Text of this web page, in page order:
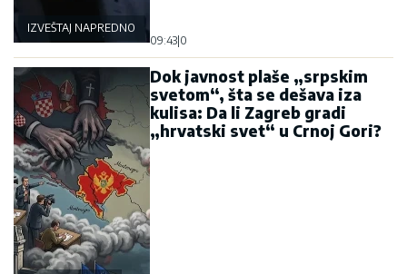
IZVEŠTAJ NAPREDNOG KLUBA
09:43 0
Dok javnost plaše „srpskim
svetom“, šta se dešava iza
kulisa: Da li Zagreb gradi
„hrvatski svet“ u Crnoj Gori?